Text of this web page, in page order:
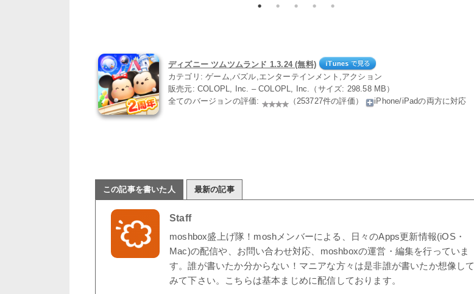
ディズニー ツムツムランド 1.3.24 (無料)
カテゴリ: ゲーム,パズル,エンターテインメント,アクション
販売元: COLOPL, Inc. – COLOPL, Inc.（サイズ: 298.58 MB）
全てのバージョンの評価:
（253727件の評価） iPhone/iPadの両方に対応
この記事を書いた人 最新の記事
Staff
moshbox盛上げ隊！moshメンバーによる、日々のApps更新情報(iOS・
Mac)の配信や、お問い合わせ対応、moshboxの運営・編集を行っていま
す。誰が書いたか分からない！マニアな方々は是非誰が書いたか想像して
みて下さい。こちらは基本まじめに配信しております。